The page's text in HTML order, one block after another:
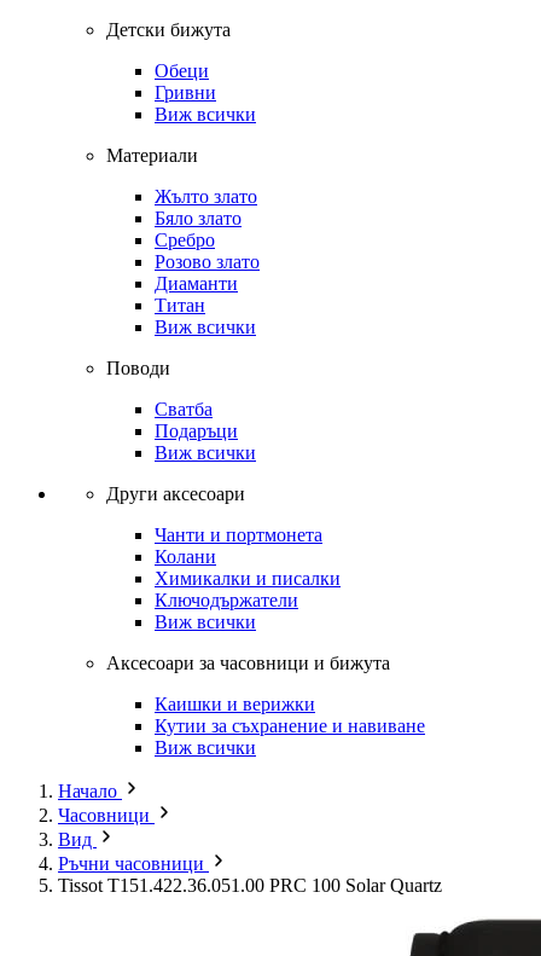
Детски бижута
Обеци
Гривни
Виж всички
Материали
Жълто злато
Бяло злато
Сребро
Розово злато
Диаманти
Титан
Виж всички
Поводи
Сватба
Подаръци
Виж всички
Други аксесоари
Чанти и портмонета
Колани
Химикалки и писалки
Ключодържатели
Виж всички
Аксесоари за часовници и бижута
Каишки и верижки
Кутии за съхранение и навиване
Виж всички
Начало
Часовници
Вид
Ръчни часовници
Tissot T151.422.36.051.00 PRC 100 Solar Quartz